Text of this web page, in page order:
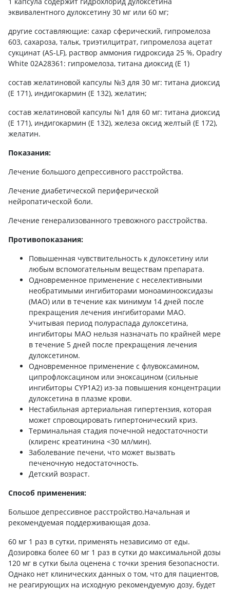
эквивалентного дулоксетину 30 мг или 60 мг;
другие составляющие: сахар сферический, гипромелоза
603, сахароза, тальк, триэтилцитрат, гипромелоза ацетат
сукцинат (AS-LF), раствор аммония гидроксида 25 %, Opadry
White 02A28361: гипромелоза, титана диоксид (Е 1)
состав желатиновой капсулы №3 для 30 мг: титана диоксид
(Е 171), индигокармин (Е 132), желатин;
состав желатиновой капсулы №1 для 60 мг: титана диоксид
(Е 171), индигокармин (Е 132), железа оксид желтый (Е 172),
желатин.
Показания:
Лечение большого депрессивного расстройства.
Лечение диабетической периферической
нейропатической боли.
Лечение генерализованного тревожного расстройства.
Противопоказания:
Повышенная чувствительность к дулоксетину или
любым вспомогательным веществам препарата.
Одновременное применение с неселективными
необратимыми ингибиторами моноаминооксидазы
(МАО) или в течение как минимум 14 дней после
прекращения лечения ингибиторами МАО.
Учитывая период полураспада дулоксетина,
ингибиторы МАО нельзя назначать по крайней мере
в течение 5 дней после прекращения лечения
дулоксетином.
Одновременное применение с флувоксамином,
ципрофлоксацином или эноксацином (сильные
ингибиторы CYP1A2) из-за повышения концентрации
дулоксетина в плазме крови.
Нестабильная артериальная гипертензия, которая
может спровоцировать гипертонический криз.
Терминальная стадия почечной недостаточности
(клиренс креатинина <30 мл/мин).
Заболевание печени, что может вызвать
печеночную недостаточность.
Детский возраст.
Способ применения:
Большое депрессивное расстройство.Начальная и
рекомендуемая поддерживающая доза.
60 мг 1 раз в сутки, применять независимо от еды.
Дозировка более 60 мг 1 раз в сутки до максимальной дозы
120 мг в сутки была оценена с точки зрения безопасности.
Однако нет клинических данных о том, что для пациентов,
не реагирующих на исходную рекомендуемую дозу, будет